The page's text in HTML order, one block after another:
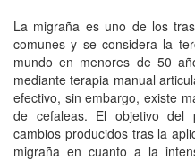
La migraña es uno de los
comunes y se considera la
mundo en menores de 50
mediante terapia manual
efectivo, sin embargo, existe
de cefaleas. El objetivo del
cambios producidos tras la
migraña en cuanto a la